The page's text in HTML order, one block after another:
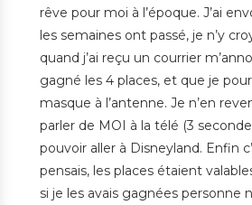
rêve pour moi à l’époque. J’ai
les semaines ont passé, je n’y
quand j’ai reçu un courrier
gagné les 4 places, et que je
masque à l’antenne. Je n’en
parler de MOI à la télé (3
pouvoir aller à Disneyland. Enfin
pensais, les places étaient
si je les avais gagnées personne